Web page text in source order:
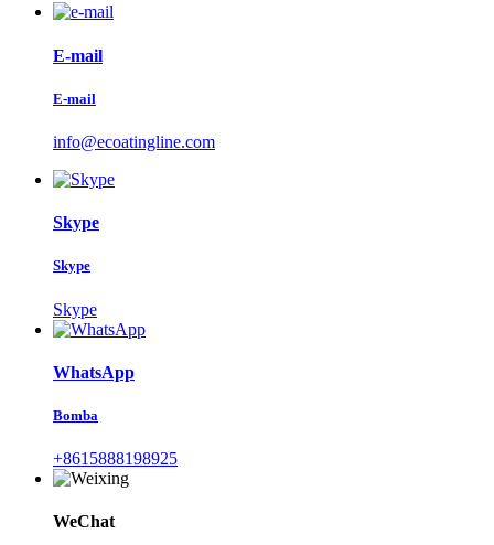
E-mail
E-mail
info@ecoatingline.com
Skype
Skype
Skype
WhatsApp
Bomba
+8615888198925
WeChat